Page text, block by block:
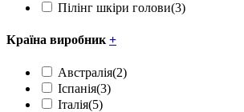
Пілінг шкіри голови(3)
Країна виробник +
Австралія(2)
Іспанія(3)
Італія(5)